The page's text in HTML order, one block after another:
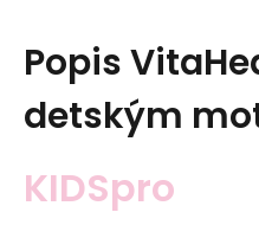
Popis
detským
KIDSpro